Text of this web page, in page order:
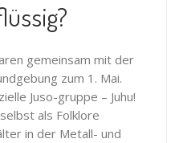
gemeinsam mit der
zum 1. Mai.
Juso-gruppe – Juhu!
als Folklore
in der Metall- und